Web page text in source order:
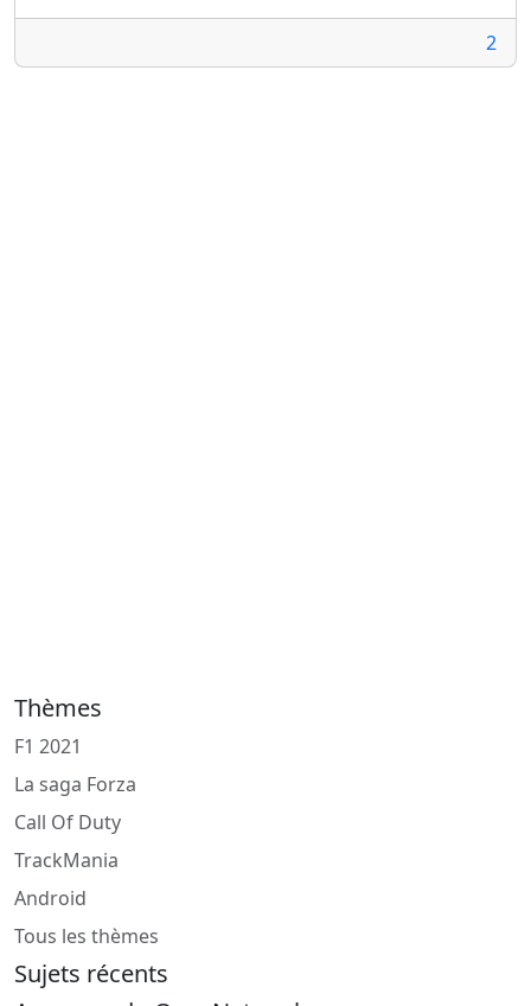
2
Thèmes
F1 2021
La saga Forza
Call Of Duty
TrackMania
Android
Tous les thèmes
Sujets récents